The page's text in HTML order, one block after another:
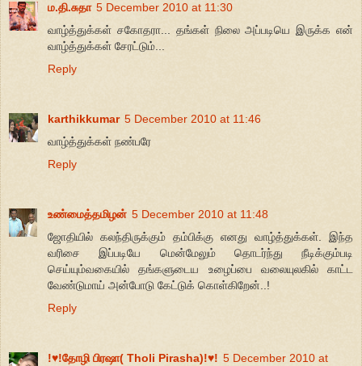
ம.தி.சுதா 5 December 2010 at 11:30
வாழ்த்துக்கள் சகோதரா... தங்கள் நிலை அப்படியெ இருக்க என்
வாழ்த்துக்கள் சேரட்டும்...
Reply
karthikkumar 5 December 2010 at 11:46
வாழ்த்துக்கள் நண்பரே
Reply
உண்மைத்தமிழன் 5 December 2010 at 11:48
ஜோதியில் கலந்திருக்கும் தம்பிக்கு எனது வாழ்த்துக்கள். இந்த
வரிசை இப்படியே மென்மேலும் தொடர்ந்து நீடிக்கும்படி
செய்யும்வகையில் தங்களுடைய உழைப்பை வலையுலகில் காட்ட
வேண்டுமாய் அன்போடு கேட்டுக் கொள்கிறேன்..!
Reply
!♥!தோழி பிரஷா( Tholi Pirasha)!♥! 5 December 2010 at